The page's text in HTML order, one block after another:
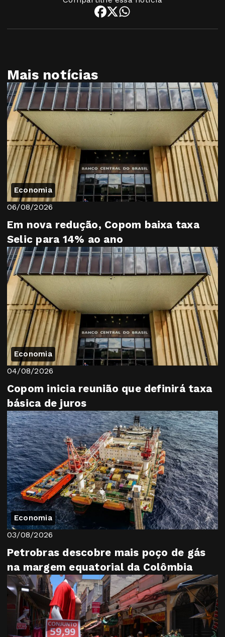
Mais notícias
Economia
06/08/2026
Em nova redução, Copom baixa taxa
Selic para 14% ao ano
Economia
04/08/2026
Copom inicia reunião que definirá taxa
básica de juros
Economia
03/08/2026
Petrobras descobre mais poço de gás
na margem equatorial da Colômbia